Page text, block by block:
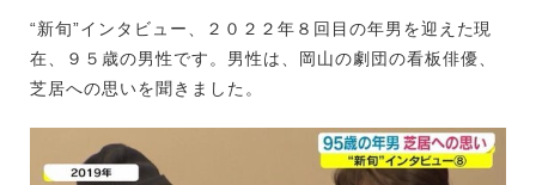
“新旬”インタビュー、２０２２年８回目の年男を迎えた現
在、９５歳の男性です。男性は、岡山の劇団の看板俳優、
芝居への思いを聞きました。